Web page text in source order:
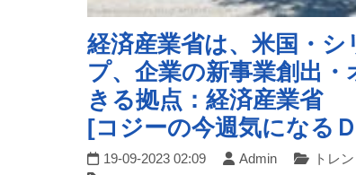
経済産業省は、米国・
プ、企業の新事業創出
きる拠点：経済産業省
[コジーの今週気になる
19-09-2023 02:09 Admin トレ